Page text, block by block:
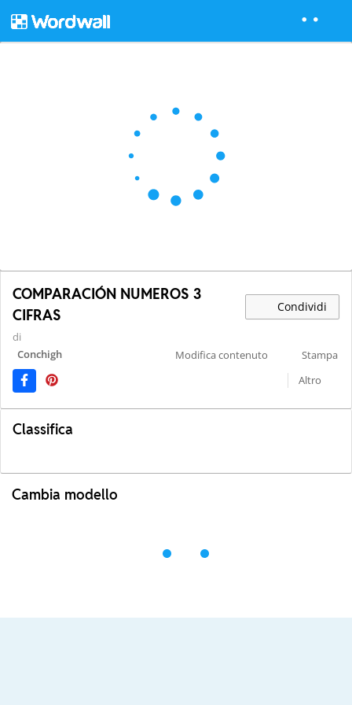
COMPARACIÓN NUMEROS 3
CIFRAS
Condividi
di
Conchigh
Modifica contenuto
Stampa
Altro
Classifica
Cambia modello